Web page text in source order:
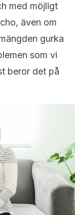
med möjligt
även om
gurka
som vi
beror det på